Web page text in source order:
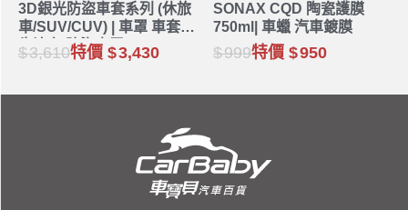
3D銀光防盜車套系列 (休旅
車/SUV/CUV) | 車罩 車套
牛津布 防盜車罩
3,610特價 3,430
SONAX CQD 陶瓷護膜
750ml| 車蠟 汽車鍍膜
999特價 950